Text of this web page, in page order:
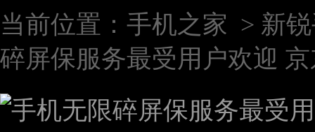
当前位置： 手机之家 > 新
碎屏保服务最受用户欢迎